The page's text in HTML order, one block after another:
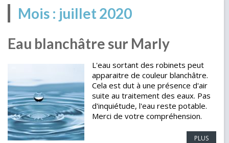
Mois : juillet 2020
Eau blanchâtre sur Marly
L'eau sortant des robinets peut
apparaitre de couleur blanchâtre.
Cela est dut à une présence d'air
suite au traitement des eaux. Pas
d'inquiétude, l'eau reste potable.
Merci de votre compréhension.
PLUS